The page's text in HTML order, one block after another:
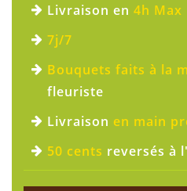
Livraison en 4h Max
7j/7
Bouquets faits à la
fleuriste
Livraison en main
50 cents reversés à